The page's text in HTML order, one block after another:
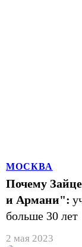
МОСКВА
Почему
и Армани":
больше 30 лет
2 мая 2023